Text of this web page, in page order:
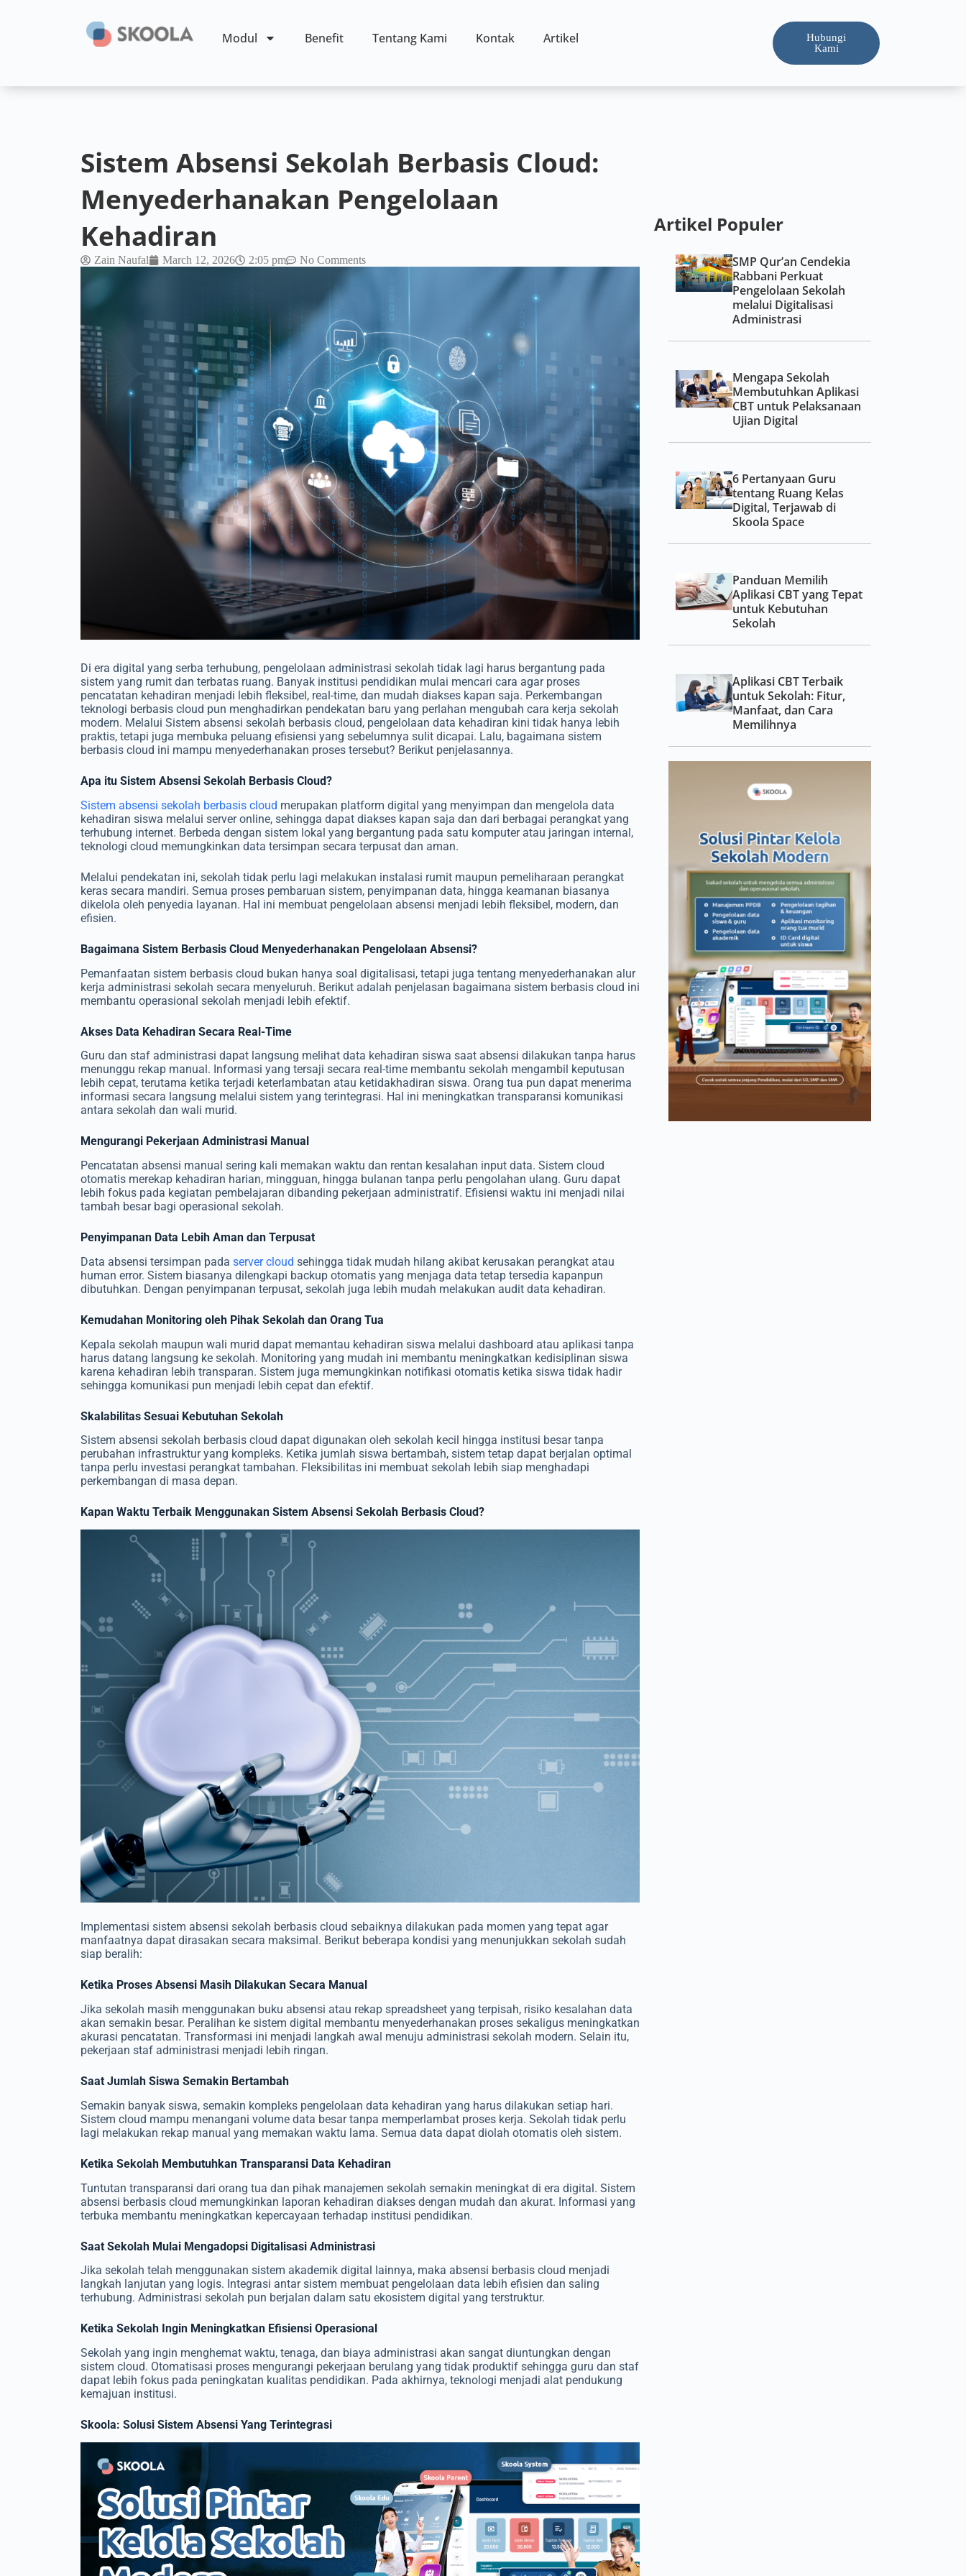
Modul Benefit Tentang Kami Kontak Artikel
Hubungi
Kami
Sistem Absensi Sekolah Berbasis Cloud:
Menyederhanakan Pengelolaan
Kehadiran
Zain Naufal March 12, 2026 2:05 pm No Comments
Di era digital yang serba terhubung, pengelolaan administrasi sekolah tidak lagi harus bergantung pada
sistem yang rumit dan terbatas ruang. Banyak institusi pendidikan mulai mencari cara agar proses
pencatatan kehadiran menjadi lebih fleksibel, real-time, dan mudah diakses kapan saja. Perkembangan
teknologi berbasis cloud pun menghadirkan pendekatan baru yang perlahan mengubah cara kerja sekolah
modern. Melalui Sistem absensi sekolah berbasis cloud, pengelolaan data kehadiran kini tidak hanya lebih
praktis, tetapi juga membuka peluang efisiensi yang sebelumnya sulit dicapai. Lalu, bagaimana sistem
berbasis cloud ini mampu menyederhanakan proses tersebut? Berikut penjelasannya.
Apa itu Sistem Absensi Sekolah Berbasis Cloud?
Sistem absensi sekolah berbasis cloud merupakan platform digital yang menyimpan dan mengelola data
kehadiran siswa melalui server online, sehingga dapat diakses kapan saja dan dari berbagai perangkat yang
terhubung internet. Berbeda dengan sistem lokal yang bergantung pada satu komputer atau jaringan internal,
teknologi cloud memungkinkan data tersimpan secara terpusat dan aman.
Melalui pendekatan ini, sekolah tidak perlu lagi melakukan instalasi rumit maupun pemeliharaan perangkat
keras secara mandiri. Semua proses pembaruan sistem, penyimpanan data, hingga keamanan biasanya
dikelola oleh penyedia layanan. Hal ini membuat pengelolaan absensi menjadi lebih fleksibel, modern, dan
efisien.
Bagaimana Sistem Berbasis Cloud Menyederhanakan Pengelolaan Absensi?
Pemanfaatan sistem berbasis cloud bukan hanya soal digitalisasi, tetapi juga tentang menyederhanakan alur
kerja administrasi sekolah secara menyeluruh. Berikut adalah penjelasan bagaimana sistem berbasis cloud ini
membantu operasional sekolah menjadi lebih efektif.
Akses Data Kehadiran Secara Real-Time
Guru dan staf administrasi dapat langsung melihat data kehadiran siswa saat absensi dilakukan tanpa harus
menunggu rekap manual. Informasi yang tersaji secara real-time membantu sekolah mengambil keputusan
lebih cepat, terutama ketika terjadi keterlambatan atau ketidakhadiran siswa. Orang tua pun dapat menerima
informasi secara langsung melalui sistem yang terintegrasi. Hal ini meningkatkan transparansi komunikasi
antara sekolah dan wali murid.
Mengurangi Pekerjaan Administrasi Manual
Pencatatan absensi manual sering kali memakan waktu dan rentan kesalahan input data. Sistem cloud
otomatis merekap kehadiran harian, mingguan, hingga bulanan tanpa perlu pengolahan ulang. Guru dapat
lebih fokus pada kegiatan pembelajaran dibanding pekerjaan administratif. Efisiensi waktu ini menjadi nilai
tambah besar bagi operasional sekolah.
Penyimpanan Data Lebih Aman dan Terpusat
Data absensi tersimpan pada server cloud sehingga tidak mudah hilang akibat kerusakan perangkat atau
human error. Sistem biasanya dilengkapi backup otomatis yang menjaga data tetap tersedia kapanpun
dibutuhkan. Dengan penyimpanan terpusat, sekolah juga lebih mudah melakukan audit data kehadiran.
Kemudahan Monitoring oleh Pihak Sekolah dan Orang Tua
Kepala sekolah maupun wali murid dapat memantau kehadiran siswa melalui dashboard atau aplikasi tanpa
harus datang langsung ke sekolah. Monitoring yang mudah ini membantu meningkatkan kedisiplinan siswa
karena kehadiran lebih transparan. Sistem juga memungkinkan notifikasi otomatis ketika siswa tidak hadir
sehingga komunikasi pun menjadi lebih cepat dan efektif.
Skalabilitas Sesuai Kebutuhan Sekolah
Sistem absensi sekolah berbasis cloud dapat digunakan oleh sekolah kecil hingga institusi besar tanpa
perubahan infrastruktur yang kompleks. Ketika jumlah siswa bertambah, sistem tetap dapat berjalan optimal
tanpa perlu investasi perangkat tambahan. Fleksibilitas ini membuat sekolah lebih siap menghadapi
perkembangan di masa depan.
Kapan Waktu Terbaik Menggunakan Sistem Absensi Sekolah Berbasis Cloud?
Implementasi sistem absensi sekolah berbasis cloud sebaiknya dilakukan pada momen yang tepat agar
manfaatnya dapat dirasakan secara maksimal. Berikut beberapa kondisi yang menunjukkan sekolah sudah
siap beralih:
Ketika Proses Absensi Masih Dilakukan Secara Manual
Jika sekolah masih menggunakan buku absensi atau rekap spreadsheet yang terpisah, risiko kesalahan data
akan semakin besar. Peralihan ke sistem digital membantu menyederhanakan proses sekaligus meningkatkan
akurasi pencatatan. Transformasi ini menjadi langkah awal menuju administrasi sekolah modern. Selain itu,
pekerjaan staf administrasi menjadi lebih ringan.
Saat Jumlah Siswa Semakin Bertambah
Semakin banyak siswa, semakin kompleks pengelolaan data kehadiran yang harus dilakukan setiap hari.
Sistem cloud mampu menangani volume data besar tanpa memperlambat proses kerja. Sekolah tidak perlu
lagi melakukan rekap manual yang memakan waktu lama. Semua data dapat diolah otomatis oleh sistem.
Ketika Sekolah Membutuhkan Transparansi Data Kehadiran
Tuntutan transparansi dari orang tua dan pihak manajemen sekolah semakin meningkat di era digital. Sistem
absensi berbasis cloud memungkinkan laporan kehadiran diakses dengan mudah dan akurat. Informasi yang
terbuka membantu meningkatkan kepercayaan terhadap institusi pendidikan.
Saat Sekolah Mulai Mengadopsi Digitalisasi Administrasi
Jika sekolah telah menggunakan sistem akademik digital lainnya, maka absensi berbasis cloud menjadi
langkah lanjutan yang logis. Integrasi antar sistem membuat pengelolaan data lebih efisien dan saling
terhubung. Administrasi sekolah pun berjalan dalam satu ekosistem digital yang terstruktur.
Ketika Sekolah Ingin Meningkatkan Efisiensi Operasional
Sekolah yang ingin menghemat waktu, tenaga, dan biaya administrasi akan sangat diuntungkan dengan
sistem cloud. Otomatisasi proses mengurangi pekerjaan berulang yang tidak produktif sehingga guru dan staf
dapat lebih fokus pada peningkatan kualitas pendidikan. Pada akhirnya, teknologi menjadi alat pendukung
kemajuan institusi.
Skoola: Solusi Sistem Absensi Yang Terintegrasi
Artikel Populer
SMP Qur’an Cendekia
Rabbani Perkuat
Pengelolaan Sekolah
melalui Digitalisasi
Administrasi
Mengapa Sekolah
Membutuhkan Aplikasi
CBT untuk Pelaksanaan
Ujian Digital
6 Pertanyaan Guru
tentang Ruang Kelas
Digital, Terjawab di
Skoola Space
Panduan Memilih
Aplikasi CBT yang Tepat
untuk Kebutuhan
Sekolah
Aplikasi CBT Terbaik
untuk Sekolah: Fitur,
Manfaat, dan Cara
Memilihnya